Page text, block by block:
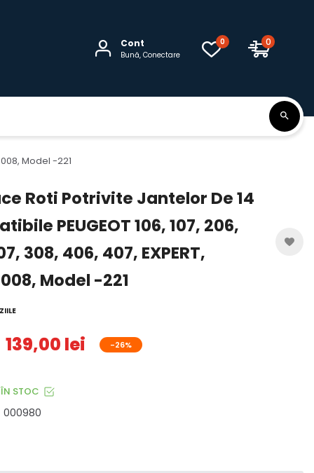
Cont
Bună, Conectare
0 0
Model -221
Roti Potrivite Jantelor De 14
PEUGEOT 106, 107, 206,
308, 406, 407, EXPERT,
Model -221
139,00 lei -26%
ÎN STOC
000980